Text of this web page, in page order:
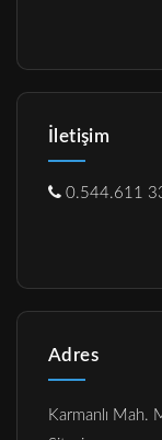
İletişim
0.544.611
Adres
Karmanlı Mah.